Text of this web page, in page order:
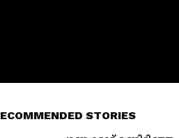
STORIES